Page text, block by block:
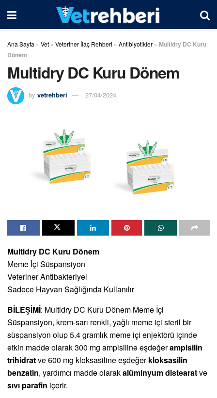
Ana Sayfa » Vet » Veteriner İlaç Rehberi » Antibiyotikler » Multidry DC Kuru
Dönem
Multidry DC Kuru Dönem
by vetrehberi 27/04/2024
Multidry DC Kuru Dönem
Meme İçi Süspansiyon
Veteriner Antibakteriyel
Sadece Hayvan Sağlığında Kullanılır
BİLEŞİMİ: Multidry DC Kuru Dönem Meme İçi
Süspansiyon, krem-sarı renkli, yağlı meme içi steril bir
süspansiyon olup 5.4 gramlık meme içi enjektörü içinde
etkin madde olarak 300 mg ampisiline eşdeğerampisilin
trihidratve 600 mg kloksasiline eşdeğerkloksasilin
benzatin, yardımcı madde olarakalüminyum distearatve
sıvı parafin içerir.